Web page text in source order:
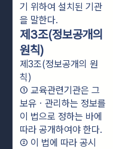
기 위하여 설치된 기관
을 말한다.
제3조(정보공개의
원칙)
제3조(정보공개의 원
칙)
① 교육관련기관은 그
보유ㆍ관리하는 정보를
이 법으로 정하는 바에
따라 공개하여야 한다.
② 이 법에 따라 공시